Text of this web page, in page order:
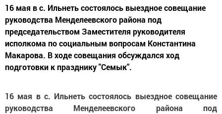
16 мая в с. Ильнеть состоялось выездное совещание
руководства Менделеевского района под
председательством Заместителя руководителя
исполкома по социальным вопросам Константина
Макарова. В ходе совещания обсуждался ход
подготовки к празднику "Семык".
16 мая в с. Ильнеть состоялось выездное совещание
руководства Менделеевского района под